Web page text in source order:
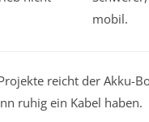
mobil.
reicht der Akku-
ruhig ein Kabel haben.